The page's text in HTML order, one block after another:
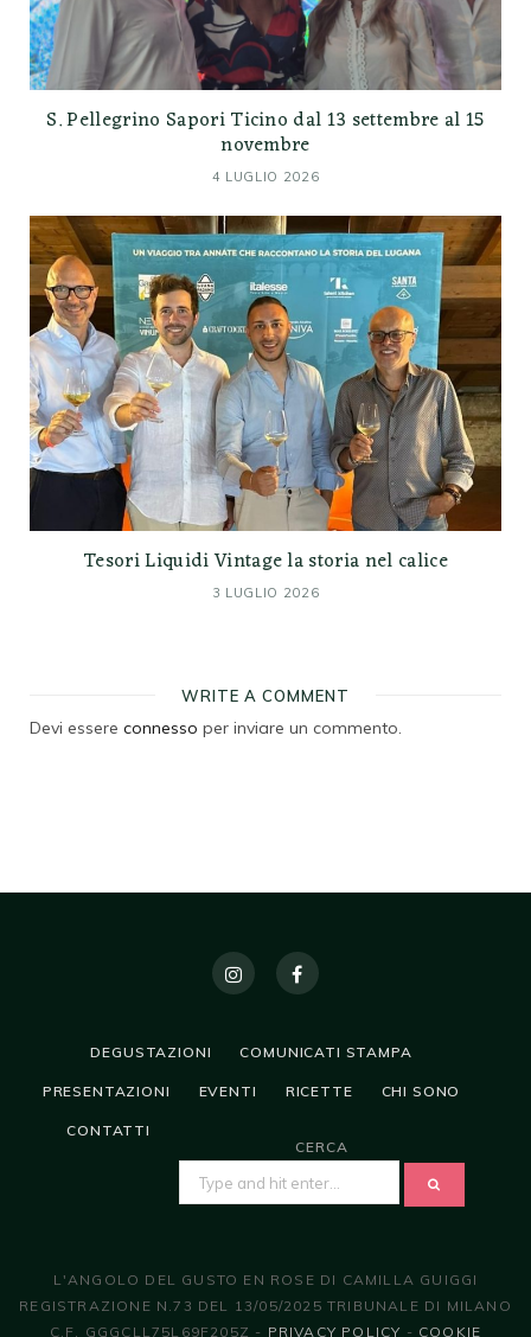
S. Pellegrino Sapori Ticino dal 13 settembre al 15
novembre
4 LUGLIO 2026
Tesori Liquidi Vintage la storia nel calice
3 LUGLIO 2026
WRITE A COMMENT
Devi essere connesso per inviare un commento.
DEGUSTAZIONI COMUNICATI STAMPA
PRESENTAZIONI EVENTI RICETTE CHI SONO
CONTATTI
CERCA
FOR:
L'ANGOLO DEL GUSTO EN ROSE DI CAMILLA GUIGGI
REGISTRAZIONE N.73 DEL 13/05/2025 TRIBUNALE DI MILANO
C.F. GGGCLL75L69F205Z - PRIVACY POLICY - COOKIE